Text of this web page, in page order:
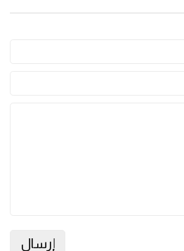
والموقع الإلكتروني في هذا المتصفح